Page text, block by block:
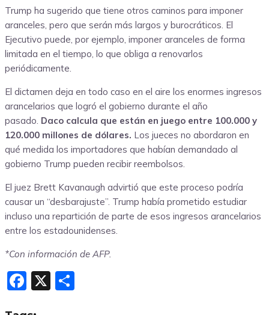
Trump ha sugerido que tiene otros caminos para imponer
aranceles, pero que serán más largos y burocráticos. El
Ejecutivo puede, por ejemplo, imponer aranceles de forma
limitada en el tiempo, lo que obliga a renovarlos
periódicamente.
El dictamen deja en todo caso en el aire los enormes ingresos
arancelarios que logró el gobierno durante el año
pasado. Daco calcula que están en juego entre 100.000 y
120.000 millones de dólares. Los jueces no abordaron en
qué medida los importadores que habían demandado al
gobierno Trump pueden recibir reembolsos.
El juez Brett Kavanaugh advirtió que este proceso podría
causar un “desbarajuste”. Trump había prometido estudiar
incluso una repartición de parte de esos ingresos arancelarios
entre los estadounidenses.
*Con información de AFP.
Facebook
X